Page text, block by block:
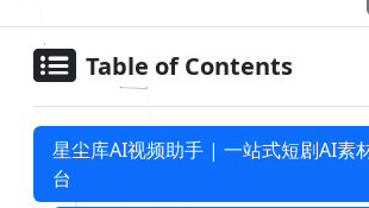
Table of Contents
星尘库AI视频助手 | 一站式短剧AI素
台